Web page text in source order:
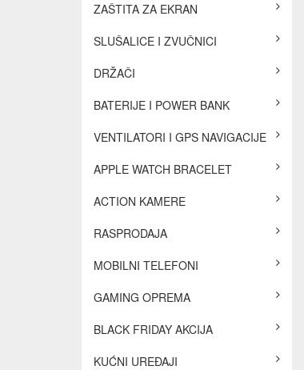
ZAŠTITA ZA EKRAN
SLUŠALICE I ZVUČNICI
DRŽAČI
BATERIJE I POWER BANK
VENTILATORI I GPS NAVIGACIJE
APPLE WATCH BRACELET
ACTION KAMERE
RASPRODAJA
MOBILNI TELEFONI
GAMING OPREMA
BLACK FRIDAY AKCIJA
KUĆNI UREĐAJI